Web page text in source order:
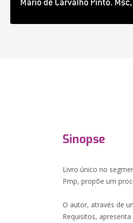
Sinopse
Livro único no
Pmp, propõe um
O autor, através de
Requisitos,